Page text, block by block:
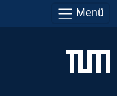
Menü